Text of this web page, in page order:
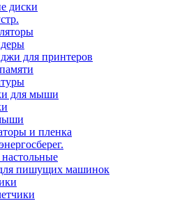
диски
для принтеров
для мыши
и пленка
пишущих машинок